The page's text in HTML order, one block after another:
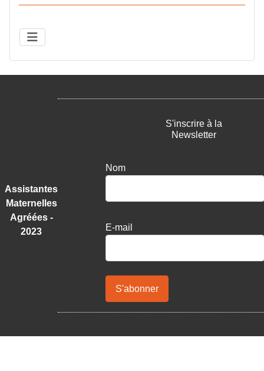
Assistantes
Maternelles
Agréées -
2023
S'inscrire à la
Newsletter
Nom
E-mail
S'abonner